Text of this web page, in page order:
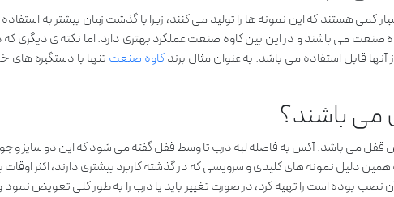
کمی هستند که این نمونه ها را تولید می کنند، زیرا با گذشت زمان بیشتر به استفاده
کاوه صنعت می باشند و در این بین کاوه صنعت عملکرد بهتری دارد. اما نکته ی
قابل استفاده می باشد. به عنوان مثال برندکاوه صنعت تنها با دستگیره
می باشند؟
باشد که به عبارتی آکس قفل می باشد. آکس به فاصله لبه درب تا وسط قفل گفته می شود که این دو
دلیل نمونه های کلیدی و سرویسی که در گذشته کاربرد بیشتری دارند، اکثر اوقات
نصب بوده است را تهیه کرد، در صورت تغییر باید یا درب را به طور کلی تعویض نمود